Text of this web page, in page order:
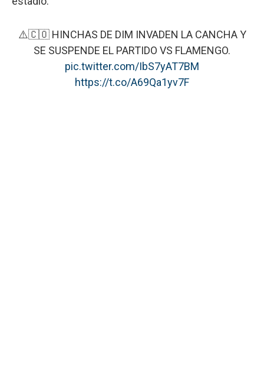
⚠️🇨🇴 HINCHAS DE DIM INVADEN LA CANCHA Y
SE SUSPENDE EL PARTIDO VS FLAMENGO.
pic.twitter.com/IbS7yAT7BM
https://t.co/A69Qa1yv7F